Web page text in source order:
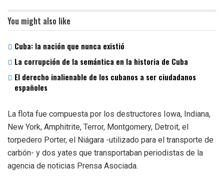
You might also like
Cuba: la nación que nunca existió
La corrupción de la semántica en la historia de Cuba
El derecho inalienable de los cubanos a ser ciudadanos
españoles
La flota fue compuesta por los destructores Iowa, Indiana,
New York, Amphitrite, Terror, Montgomery, Detroit, el
torpedero Porter, el Niágara -utilizado para el transporte de
carbón- y dos yates que transportaban periodistas de la
agencia de noticias Prensa Asociada.